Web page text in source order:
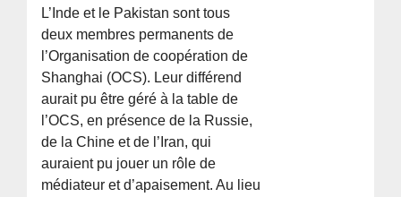
L’Inde et le Pakistan sont tous
deux membres permanents de
l’Organisation de coopération de
Shanghai (OCS). Leur différend
aurait pu être géré à la table de
l’OCS, en présence de la Russie,
de la Chine et de l’Iran, qui
auraient pu jouer un rôle de
médiateur et d’apaisement. Au lieu